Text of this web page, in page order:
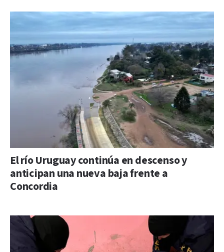
El río Uruguay continúa en descenso y
anticipan una nueva baja frente a
Concordia